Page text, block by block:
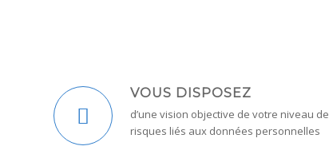
VOUS DISPOSEZ
d’une vision objective de votre niveau de
risques liés aux données personnelles